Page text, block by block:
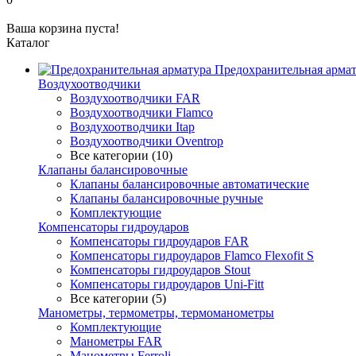
Ваша корзина пуста!
Каталог
Предохранительная
Воздухоотводчики
Воздухоотводчики FAR
Воздухоотводчики Flamco
Воздухоотводчики Itap
Воздухоотводчики Oventrop
Все категории (10)
Клапаны балансировочные
Клапаны балансировочные автоматические
Клапаны балансировочные ручные
Комплектующие
Компенсаторы гидроударов
Компенсаторы гидроударов FAR
Компенсаторы гидроударов Flamco Flexofit S
Компенсаторы гидроударов Stout
Компенсаторы гидроударов Uni-Fitt
Все категории (5)
Манометры, термометры, термоманометры
Комплектующие
Манометры FAR